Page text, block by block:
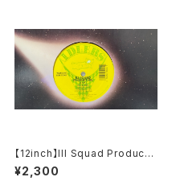
【12inch】Ill Squad Producti
on / On A Roll / Making A K
illing
¥2,300